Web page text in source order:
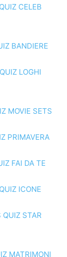
CELEB
BANDIERE
LOGHI
MOVIE SETS
PRIMAVERA
FAI DA TE
ICONE
QUIZ STAR
MATRIMONI